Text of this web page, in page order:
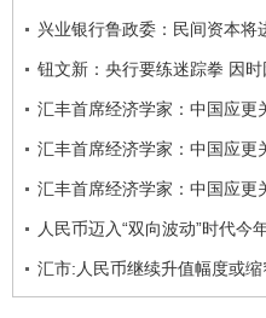
兴业银行鲁政委：民间资本将
钮文新：央行要练迷踪拳 因
汇丰首席经济学家：中国应更
汇丰首席经济学家：中国应更
汇丰首席经济学家：中国应更
人民币迈入“双向波动”时代今
汇市:人民币继续升值幅度或缩